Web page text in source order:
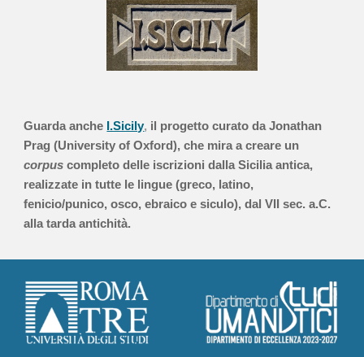
Guarda anche I.Sicily, il progetto curato da Jonathan
Prag (University of Oxford), che mira a creare un
corpuscompleto delle iscrizioni dalla Sicilia antica,
realizzate in tutte le lingue (greco, latino,
fenicio/punico, osco, ebraico e siculo), dal VII sec. a.C.
alla tarda antichità.